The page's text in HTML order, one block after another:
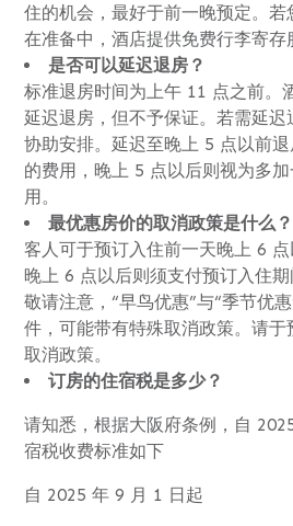
住的机会，最好于前一晚预定。
在准备中，酒店提供免费行李寄存
是否可以延迟退房？
标准退房时间为上午 11 点之前。
延迟退房，但不予保证。若需延
协助安排。延迟至晚上 5 点以前
的费用，晚上 5 点以后则视为多
用。
最优惠房价的取消政策是什么？
客人可于预订入住前一天晚上 6 点
晚上 6 点以后则须支付预订入住期
敬请注意，“早鸟优惠”与“季节优
件，可能带有特殊取消政策。请
取消政策。
订房的住宿税是多少？
请知悉，根据大阪府条例，自
宿税收费标准如下
自 2025 年 9 月 1 日起